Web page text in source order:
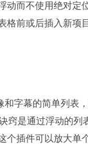
动而不使用绝对
格前或后插入新项
幕的简单列表，
窍是通过浮动的
个插件可以放大单